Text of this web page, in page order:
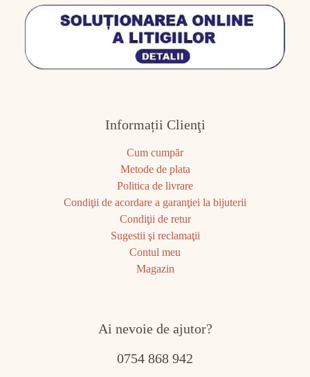
Informații Clienţi
Cum cumpăr
Metode de plata
Politica de livrare
Condiţii de acordare a garanţiei la bijuterii
Condiţii de retur
Sugestii şi reclamaţii
Contul meu
Magazin
Ai nevoie de ajutor?
0754 868 942